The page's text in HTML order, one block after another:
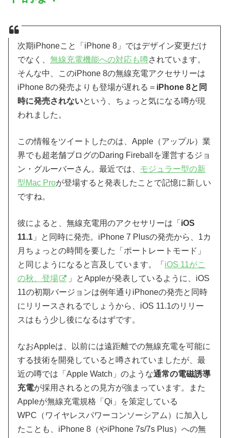
次期iPhoneこと「iPhone 8」ではデザイン変更だけ
でなく、無線充電機能への対応も噂されています。
そんな中、このiPhone 8の無線充電アクセサリーは
iPhone 8の発売よりも登場が遅れる＝ iPhone 8と同
時に発売されないという、ちょっと気になる噂が現
われました。
この情報をツイートしたのは、Apple（アップル）業
界でも超老舗ブログのDaring Fireballを運営するジョ
ン・グルーバーさん。最近では、 モジュラー型の新
型Mac Proが登場すると発表したことで記憶に新しい
ですね。
彼によると、無線充電用のアクセサリーは「 iOS
11.1 」と同時に発売。iPhone 7 Plusの発売から、1カ
月ちょっとの時間を要した「ポートレートモード」
と同じようになると言及しています。「 iOS 11がこ
の秋、登場
」とAppleが発表しているように、iOS
11の初期バージョンは例年通りiPhoneの発売と同時
にリリースされるでしょうから、iOS 11.1のリリー
スはもう少し後になるはずです。
なおAppleは、以前には遠距離での無線充電を可能に
する技術を開発していると噂されていましたが、最
近の噂では「Apple Watch」のような通常の電磁誘導
充電が採用されるとの見方が強まっています。また
Appleが無線充電規格「Qi」を策定している
WPC（ワイヤレスパワーコンソーシアム）に加入し
たことも、iPhone 8（やiPhone 7s/7s Plus）への無